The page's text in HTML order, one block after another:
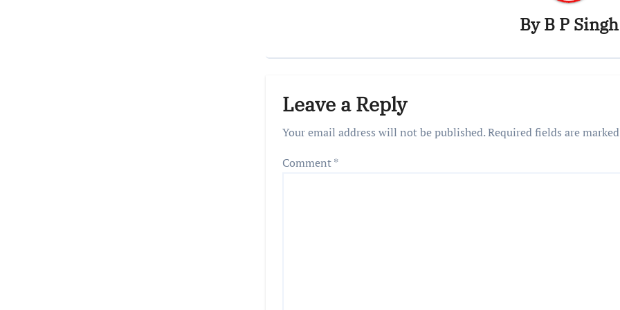
ByB P Singh
Leave a Reply
Your email address will not be published.Required fields are
Comment*